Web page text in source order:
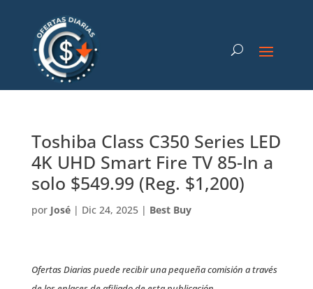
Toshiba Class C350 Series LED
4K UHD Smart Fire TV 85-In a
solo $549.99 (Reg. $1,200)
por José| Dic 24, 2025| Best Buy
Ofertas Diarias puede recibir una pequeña comisión a través